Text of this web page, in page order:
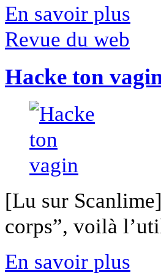
En savoir plus
Revue du web
Hacke ton
[Lu sur
corps”, voilà
En savoir plus